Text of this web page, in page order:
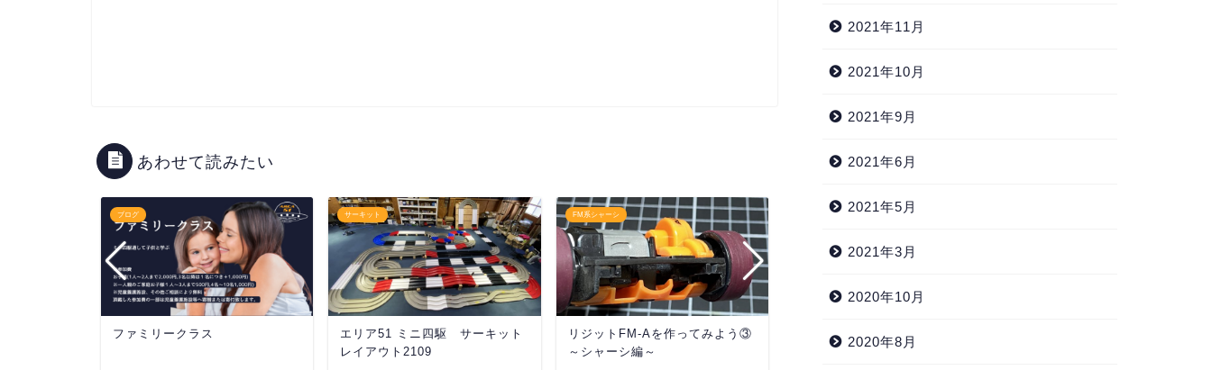
あわせて読みたい
ブログ
ファミリークラス
サーキット
エリア51 ミニ四駆 サーキット
レイアウト2109
FM系シャーシ
リジットFM-Aを作ってみよう③
～シャーシ編～
ファミリークラス
2021年11月
2021年10月
2021年9月
2021年6月
2021年5月
2021年3月
2020年10月
2020年8月